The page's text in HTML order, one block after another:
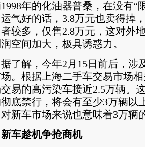
年的化油器普桑，在没有“
运气好的话，3.8万元也卖得掉
较多，仅售2.8万元，这对外
空间加大，极具诱惑力。
解，今年2月15日前后，涉
。根据上海二手车交易市场
易的高污染车接近2.5万辆。
底禁行，将会有至少3万辆以
新车市场来说也意味着3万辆
新车趁机争抢商机